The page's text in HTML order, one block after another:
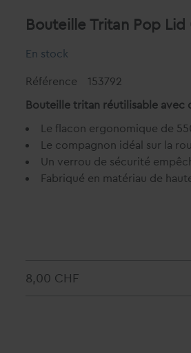
Bouteille Tritan Pop Lid
En stock
Référence
153792
Bouteille tritan réutilisable
Le flacon ergonomique de
Le compagnon idéal sur la
Un verrou de sécurité
Fabriqué en matériau de
8,00 CHF